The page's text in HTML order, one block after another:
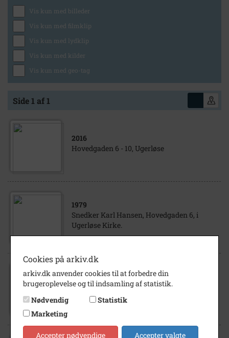
Vis kun med billeder
Vis kun med filmklip
Vis kun med lydklip
Vis kun med kilder
Vis kun med geo-tag
Side 1 af 1
2016
Hovedgaden 6 - 10, Ugerløse
1979
Snedker Karl Hansen, Hovedgaden 6, i
Ugerløse Kirke.
1910- 1930
6 ukendte unge mænd med tilknytning til
Ugerløse Maskinfabrik, Hovedgaden 59
Cookies på arkiv.dk
arkiv.dk anvender cookies til at forbedre din
brugeroplevelse og til indsamling af statistik.
Nødvendig
Statistik
Marketing
Accepter nødvendige Accepter valgte